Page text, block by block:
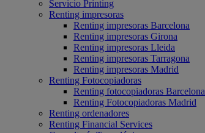
Servicio Printing
Renting impresoras
Renting impresoras Barcelona
Renting impresoras Girona
Renting impresoras Lleida
Renting impresoras Tarragona
Renting impresoras Madrid
Renting Fotocopiadoras
Renting fotocopiadoras Barcelona
Renting Fotocopiadoras Madrid
Renting ordenadores
Renting Financial Services